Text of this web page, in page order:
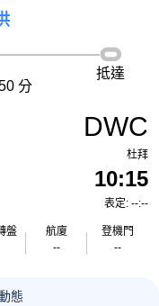
分
抵達
DWC
杜拜
10:15
表定: --:--
盤
航廈
--
登機門
--
態